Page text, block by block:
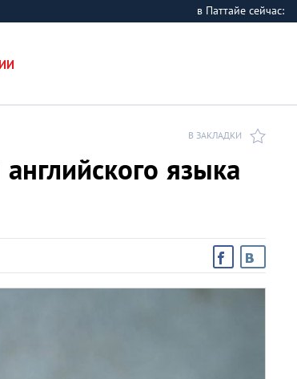
в Паттайе сейчас:
В ЗАКЛАДКИ
языка